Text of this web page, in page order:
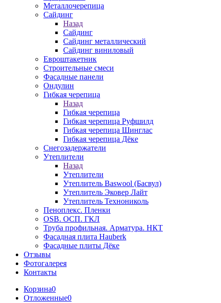
Металлочерепица
Сайдинг
Назад
Сайдинг
Сайдинг металлический
Сайдинг виниловый
Евроштакетник
Строительные смеси
Фасадные панели
Ондулин
Гибкая черепица
Назад
Гибкая черепица
Гибкая черепица Руфшилд
Гибкая черепица Шинглас
Гибкая черепица Дёке
Снегозадержатели
Утеплители
Назад
Утеплители
Утеплитель Baswool (Басвул)
Утеплитель Эковер Лайт
Утеплитель Технониколь
Пеноплекс. Пленки
OSB. ОСП. ГКЛ
Труба профильная. Арматура. НКТ
Фасадная плита Hauberk
Фасадные плиты Дёке
Отзывы
Фотогалерея
Контакты
Корзина0
Отложенные0